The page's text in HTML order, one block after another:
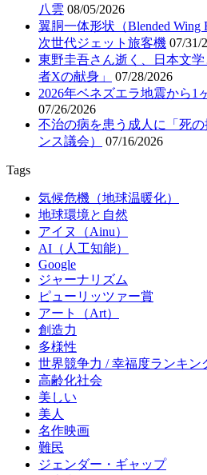
八雲 08/05/2026
翼胴一体形状（Blended
次世代ジェット旅客機 07/31/
東野圭吾さん逝く、日本文
者Xの献身」
07/28/2026
2026年ベネズエラ地震から1
07/26/2026
不治の病を患う成人に「死
ンス議会）
07/16/2026
Tags
気候危機（地球温暖化）
地球環境と自然
アイヌ（Ainu）
AI（人工知能）
Google
ジャーナリズム
ピューリッツァー賞
アート（Art）
創造力
多様性
世界競争力 / 幸福度ランキン
高齢化社会
美しい
美人
名作映画
難民
ジェンダー・ギャップ